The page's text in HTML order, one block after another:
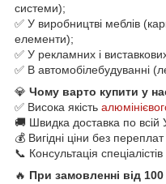
системи);
✅ У виробництві меблів
елементи);
✅ У рекламних і
✅ В автомобілебудуванні
💎 Чому варто купити у
✅ Висока якість
🚚 Швидка доставка по всій
💰 Вигідні ціни без переплат
📞 Консультація
🔥 При замовленні від